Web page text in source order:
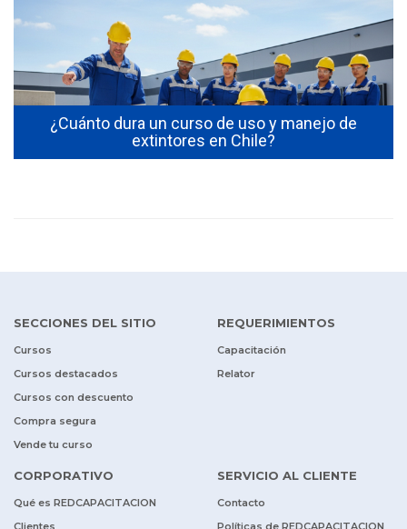
¿Cuánto dura un curso de uso y manejo de
extintores en Chile?
SECCIONES DEL SITIO
Cursos
Cursos destacados
Cursos con descuento
Compra segura
Vende tu curso
REQUERIMIENTOS
Capacitación
Relator
CORPORATIVO
Qué es REDCAPACITACION
SERVICIO AL CLIENTE
Contacto